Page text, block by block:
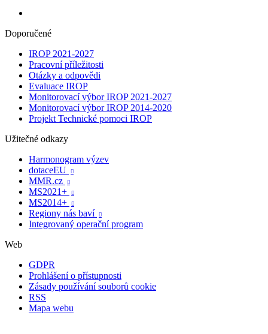
Doporučené
IROP 2021-2027
Pracovní příležitosti
Otázky a odpovědi
Evaluace IROP
Monitorovací výbor IROP 2021-2027
Monitorovací výbor IROP 2014-2020
Projekt Technické pomoci IROP
Užitečné odkazy
Harmonogram výzev
dotaceEU

MMR.cz 
MS2021+ 
MS2014+ 
Regiony nás baví 
Integrovaný operační program
Web
GDPR
Prohlášení o přístupnosti
Zásady používání souborů cookie
RSS
Mapa webu